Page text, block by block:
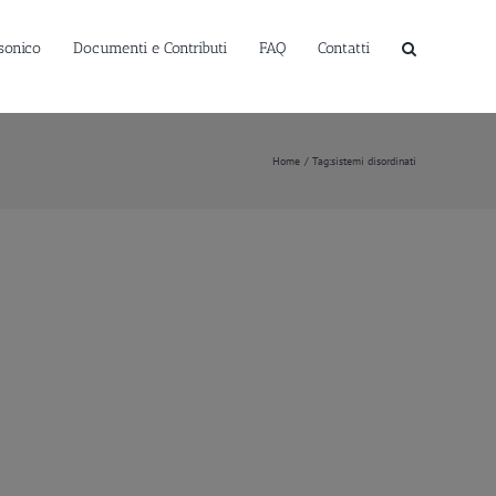
Documenti e Contributi FAQ Contatti
Home Tag:sistemi disordinati